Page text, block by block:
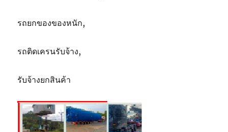
รถยกของของหนัก,
รถติดเครนรับจ้าง,
รับจ้างยกสินค้า